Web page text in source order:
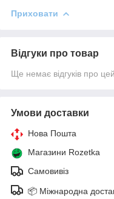
Приховати
Відгуки про товар
Ще немає відгуків про
Умови доставки
Нова Пошта
Магазини Rozetka
Самовивіз
📦 Міжнародна